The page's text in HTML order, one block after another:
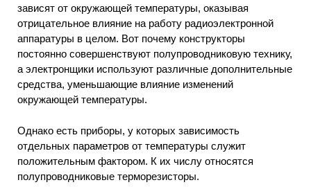
зависят от окружающей температуры, оказывая
отрицательное влияние на работу радиоэлектронной
аппаратуры в целом. Вот почему конструкторы
постоянно совершенствуют полупроводниковую технику,
а электронщики используют различные дополнительные
средства, уменьшающие влияние изменений
окружающей температуры.
Однако есть приборы, у которых зависимость
отдельных параметров от температуры служит
положительным фактором. К их числу относятся
полупроводниковые терморезисторы.